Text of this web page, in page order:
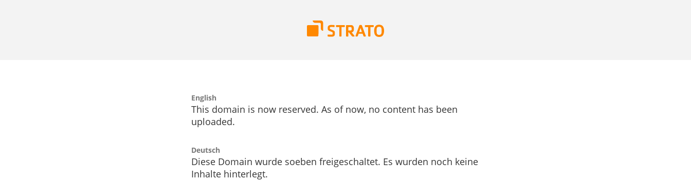
English
This domain is now reserved. As of now, no content has been
uploaded.
Deutsch
Diese Domain wurde soeben freigeschaltet. Es wurden noch keine
Inhalte hinterlegt.